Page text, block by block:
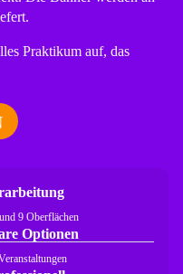
Praktikum auf, das
9 Oberflächen
Optionen